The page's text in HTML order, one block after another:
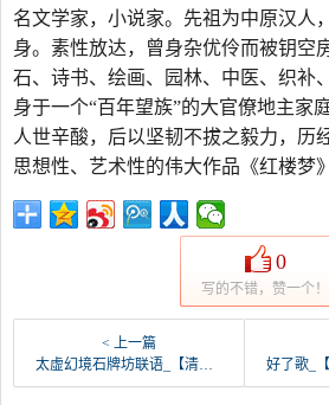
名文学家，小说家。先祖为中原汉人
身。素性放达，曾身杂优伶而被钥空
石、诗书、绘画、园林、中医、织补
身于一个“百年望族”的大官僚地主家
人世辛酸，后以坚韧不拔之毅力，历
思想性、艺术性的伟大作品《红楼梦
0
写的不错，赞一个！
< 上一篇
太虚幻境石牌坊联语_【清朝】_【曹雪芹】
好了歌_